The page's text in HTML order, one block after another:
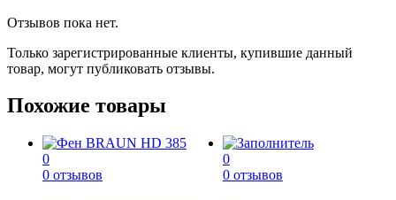
Отзывов пока нет.
Только зарегистрированные клиенты, купившие данный
товар, могут публиковать отзывы.
Похожие товары
0
0 отзывов
0
0 отзывов